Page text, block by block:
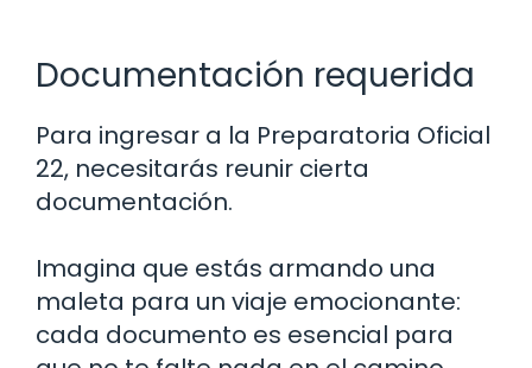
Documentación requerida
Para ingresar a la Preparatoria Oficial
22, necesitarás reunir cierta
documentación.
Imagina que estás armando una
maleta para un viaje emocionante:
cada documento es esencial para